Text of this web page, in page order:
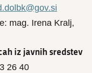
mag. Irena Kralj,
iz javnih sredstev
26 40